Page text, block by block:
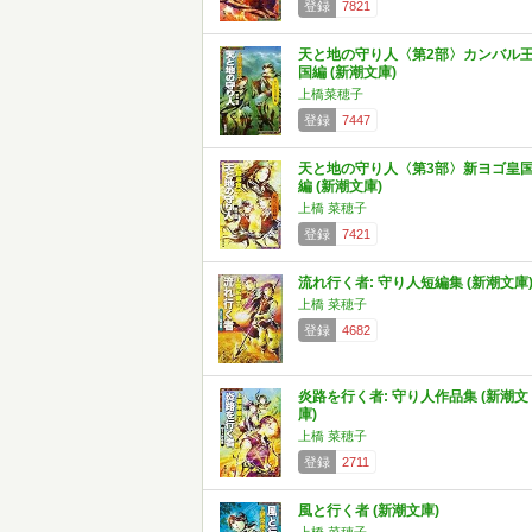
登録 7821
天と地の守り人〈第2部〉カンバル
国編 (新潮文庫)
上橋菜穂子
登録
7447
天と地の守り人〈第3部〉新ヨゴ皇国
編 (新潮文庫)
上橋 菜穂子
登録
7421
流れ行く者: 守り人短編集 (新潮文庫)
上橋 菜穂子
登録
4682
炎路を行く者: 守り人作品集 (新潮文
庫)
上橋 菜穂子
登録
2711
風と行く者 (新潮文庫)